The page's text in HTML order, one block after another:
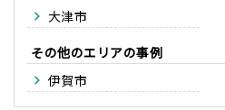
大津市
その他のエリア
伊賀市